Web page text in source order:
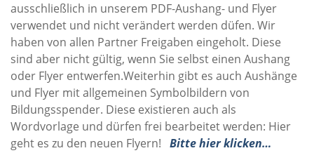
ausschließlich in unserem PDF-Aushang- und Flyer
verwendet und nicht verändert werden düfen. Wir
haben von allen Partner Freigaben eingeholt. Diese
sind aber nicht gültig, wenn Sie selbst einen Aushang
oder Flyer entwerfen.Weiterhin gibt es auch Aushänge
und Flyer mit allgemeinen Symbolbildern von
Bildungsspender. Diese existieren auch als
Wordvorlage und dürfen frei bearbeitet werden: Hier
geht es zu den neuen Flyern! Bitte hier klicken…